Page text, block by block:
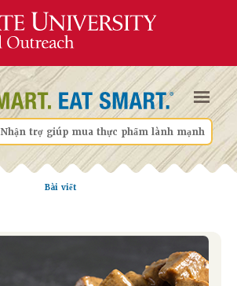
Nhận trợ giúp mua thực phẩm lành mạnh
Bài viết